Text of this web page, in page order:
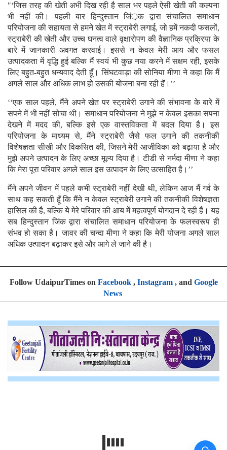
"‘जिस तरह की खेती अभी दिख रही है साल भर पहले ऐसी खेती की कल्पना
भी नहीं की। पहली बार हिन्दुस्तान जिं़क द्वारा संचालित समाधान
परियोजना की सहायता से हमने खेत में स्ट्राबेरी लगाई, जो हमें नकदी फसलों,
स्ट्राबेरी की खेती और उच्च घनत्व वाले वृक्षारोपण की वैज्ञानिक प्रक्रिया के
बारे में जानकारी अवगत करवाई। इससे न केवल मेरी आय और फसल
उत्पादकता में वृद्धि हुई बल्कि मैं स्वयं भी कुछ नया करने में सक्षम रही, इसके
लिए बहुत-बहुत धन्यवाद देती हॅूं। सिंघटवाड़ा की सोनिया मीणा ने कहा कि मैं
अगले साल और अधिक लाभ हो उसकी योजना बना रही हॅॅ।’’
‘‘एक साल पहले, मैंने अपने खेत पर स्ट्राबेरी उगाने की संभावना के बारे में
सपने में भी नहीं सोचा थी। समाधान परियोजना ने मुझे न केवल इसका सपना
देखने में मदद की, बल्कि इसे एक वास्तविकता में बदल दिया है। इस
परियोजना के माध्यम से, मैंने स्ट्राबेरी जैसे फल उगाने की तकनीकी
विशेषज्ञता सीखी और विकसित की, जिसने मेरी आजीविका को बढ़ाया है और
मुझे अपने उत्पादन के लिए अच्छा मूल्य दिया है। टीडी से नर्मदा मीणा ने कहा
कि मेरा पूरा परिवार अगले साल इस उत्पादन के लिए उत्साहित है।’’
मैंने अपने जीवन में पहले कभी स्ट्राबेरी नहीं देखी थी, लेकिन आज मैं गर्व के
साथ कह सकती हूॅं कि मैंने न केवल स्ट्राबेरी उगाने की तकनीकी विशेषज्ञता
हासिल की है, बल्कि ये मेरे परिवार की आय में महत्वपूर्ण योगदान दे रही हैं। यह
सब हिन्दुस्तान जिंक द्वारा संचालित समाधान परियोजना के फलस्वरूप ही
संभव हो सका है। जावर की चन्दा मीणा ने कहा कि मेरी योजना अगले साल
अधिक उत्पादन बढ़ाकर इसे और आगे ले जाने की है।
Follow UdaipurTimes on Facebook, Instagram, and Google
News